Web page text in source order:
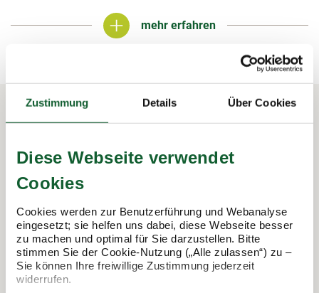
Zustimmung Details Über Cookies
Diese Webseite verwendet
Cookies
Cookies werden zur Benutzerführung und Webanalyse
eingesetzt; sie helfen uns dabei, diese Webseite besser
zu machen und optimal für Sie darzustellen. Bitte
stimmen Sie der Cookie-Nutzung („Alle zulassen“) zu –
Sie können Ihre freiwillige Zustimmung jederzeit
widerrufen.
mehr erfahren
mehr erfahren
So funktioniert's: